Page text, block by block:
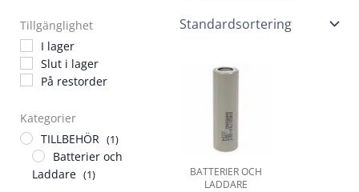
Tillgänglighet
I lager
Slut i lager
På restorder
Kategorier
TILLBEHÖR (1)
Batterier och
Laddare (1)
BATTERIER OCH
LADDARE